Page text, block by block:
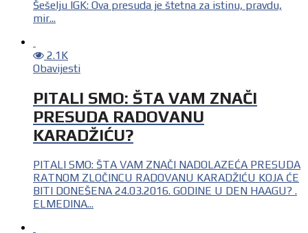
Šešelju IGK: Ova presuda je štetna za istinu, pravdu,
mir...
2.1K
Obavijesti
PITALI SMO: ŠTA VAM ZNAČI
PRESUDA RADOVANU
KARADŽIĆU?
PITALI SMO: ŠTA VAM ZNAČI NADOLAZEĆA PRESUDA
RATNOM ZLOČINCU RADOVANU KARADŽIĆU KOJA ĆE
BITI DONEŠENA 24.03.2016. GODINE U DEN HAAGU? .
ELMEDINA...